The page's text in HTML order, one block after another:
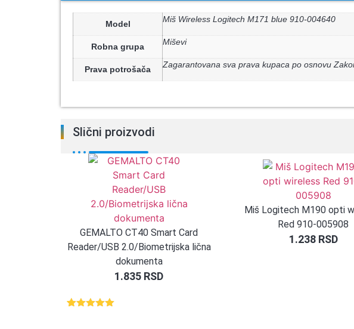
Model Miš Wireless Logitech M171 blue 910-004640
Robna grupa Miševi
Prava potrošača Zagarantovana sva prava kupaca po osnovu
Slični proizvodi
GEMALTO CT40 Smart Card
Reader/USB 2.0/Biometrijska lična
dokumenta
1.835 RSD
Miš Logitech M190 opti
Red 910-005908
1.238 RSD